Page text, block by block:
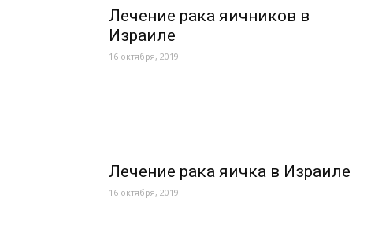
Лечение рака яичников в
Израиле
16 октября, 2019
Лечение рака яичка в Израиле
16 октября, 2019